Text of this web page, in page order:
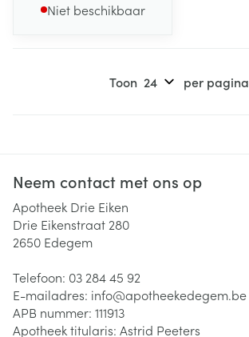
Niet beschikbaar
Toon per pagina
Neem contact met ons op
Apotheek Drie Eiken
Drie Eikenstraat 280
2650 Edegem
Telefoon: 03 284 45 92
E-mailadres: info@apotheekedegem.be
APB nummer: 111913
Apotheek titularis: Astrid Peeters